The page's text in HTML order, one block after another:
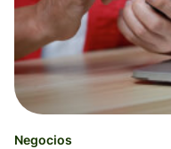
Negocios